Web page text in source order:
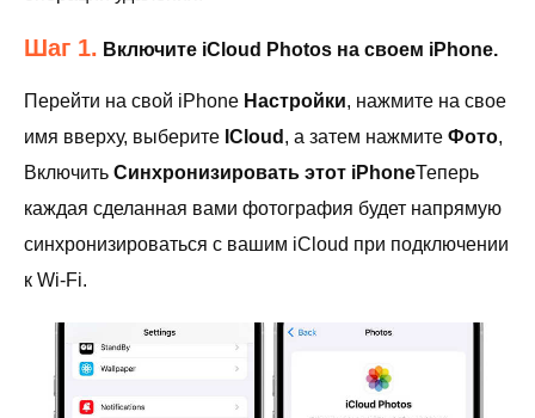
Шаг 1. Включите iCloud Photos на своем iPhone.
Перейти на свой iPhone Настройки, нажмите на свое
имя вверху, выберите ICloud , а затем нажмите Фото,
Включить Синхронизировать этот iPhoneТеперь
каждая сделанная вами фотография будет напрямую
синхронизироваться с вашим iCloud при подключении
к Wi-Fi.